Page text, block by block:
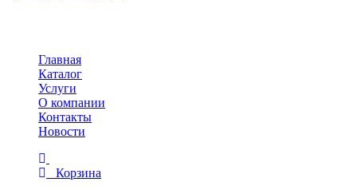
Главная
Каталог
Услуги
О компании
Контакты
Новости
Корзина